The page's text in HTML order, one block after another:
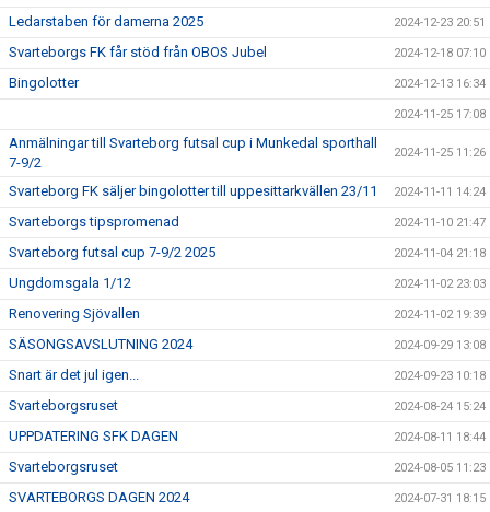
Ledarstaben för damerna 2025 2024-12-23 20:51
Svarteborgs FK får stöd från OBOS Jubel 2024-12-18 07:10
Bingolotter 2024-12-13 16:34
2024-11-25 17:08
Anmälningar till Svarteborg futsal cup i Munkedal sporthall
7-9/2
2024-11-25 11:26
Svarteborg FK säljer bingolotter till uppesittarkvällen 23/11 2024-11-11 14:24
Svarteborgs tipspromenad 2024-11-10 21:47
Svarteborg futsal cup 7-9/2 2025 2024-11-04 21:18
Ungdomsgala 1/12 2024-11-02 23:03
Renovering Sjövallen 2024-11-02 19:39
SÄSONGSAVSLUTNING 2024 2024-09-29 13:08
Snart är det jul igen... 2024-09-23 10:18
Svarteborgsruset 2024-08-24 15:24
UPPDATERING SFK DAGEN 2024-08-11 18:44
Svarteborgsruset 2024-08-05 11:23
SVARTEBORGS DAGEN 2024 2024-07-31 18:15